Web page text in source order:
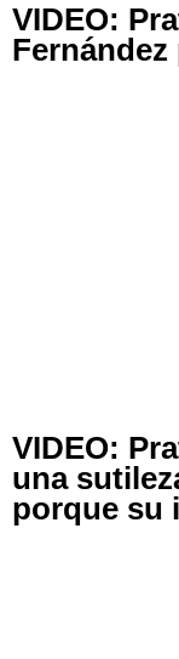
VIDEO:
Fernández
VIDEO:
una
porque su